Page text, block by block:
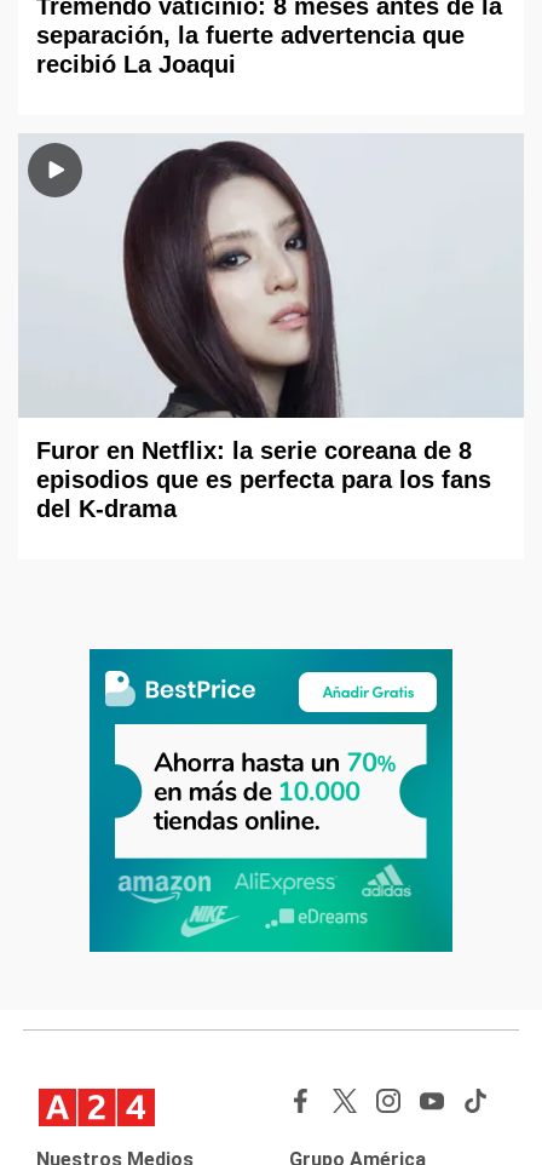
Tremendo vaticinio: 8 meses antes de la
separación, la fuerte advertencia que
recibió La Joaqui
Furor en Netflix: la serie coreana de 8
episodios que es perfecta para los fans
del K-drama
Nuestros Medios Grupo América